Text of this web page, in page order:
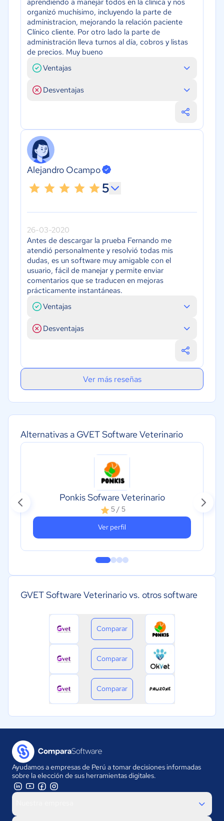
Alternativas a GVET Software Veterinario
Ponkis Sofware Veterinario
5 / 5
Ver perfil
GVET Software Veterinario vs. otros software
Comparar
Comparar
Comparar
aprendiendo a manejar todos en la clínica y nos
organizó muchísimo, incluyendo la parte de
administracion, mejorando la relación paciente
Clínico cliente. Por otro lado la parte de
administración lleva turnos al día, cobros y listas
de precios. Muy bueno
Ventajas
Desventajas
Alejandro Ocampo
5
26-03-2020
Antes de descargar la prueba Fernando me
atendió personalmente y resolvió todas mis
dudas, es un software muy amigable con el
usuario, fácil de manejar y permite enviar
comentarios que se traducen en mejoras
prácticamente instantáneas.
Ventajas
Desventajas
Ver más reseñas
Ayudamos a empresas de Perú a tomar decisiones informadas
sobre la elección de sus herramientas digitales.